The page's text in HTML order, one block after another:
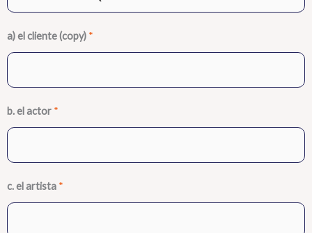
a) el cliente (copy) *
b. el actor *
c. el artista *